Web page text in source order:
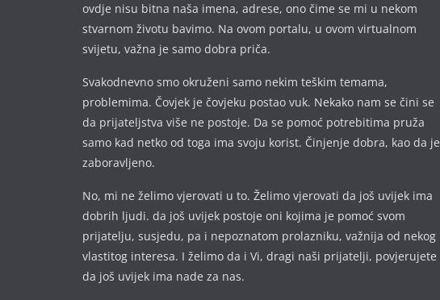
ovdje nisu bitna naša imena, adrese, ono čime se mi u nekom
stvarnom životu bavimo. Na ovom portalu, u ovom virtualnom
svijetu, važna je samo dobra priča.
Svakodnevno smo okruženi samo nekim teškim temama,
problemima. Čovjek je čovjeku postao vuk. Nekako nam se čini se
da prijateljstva više ne postoje. Da se pomoć potrebitima pruža
samo kad netko od toga ima svoju korist. Činjenje dobra, kao da je
zaboravljeno.
No, mi ne želimo vjerovati u to. Želimo vjerovati da još uvijek ima
dobrih ljudi. da još uvijek postoje oni kojima je pomoć svom
prijatelju, susjedu, pa i nepoznatom prolazniku, važnija od nekog
vlastitog interesa. I želimo da i Vi, dragi naši prijatelji, povjerujete
da još uvijek ima nade za nas.